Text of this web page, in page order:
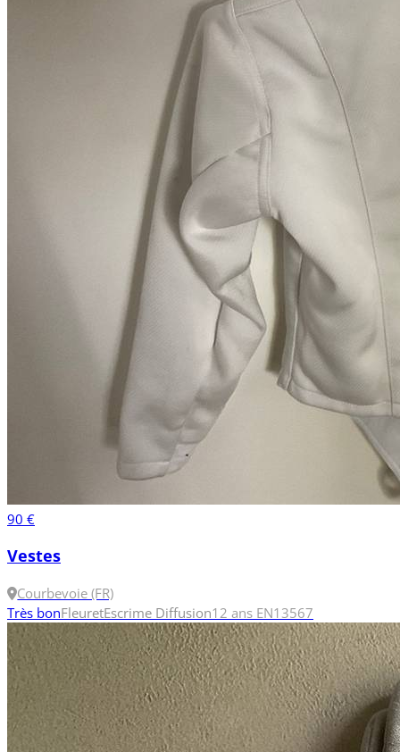
90 €
Vestes
Courbevoie (FR)
Très bonFleuretEscrime Diffusion12 ans EN13567